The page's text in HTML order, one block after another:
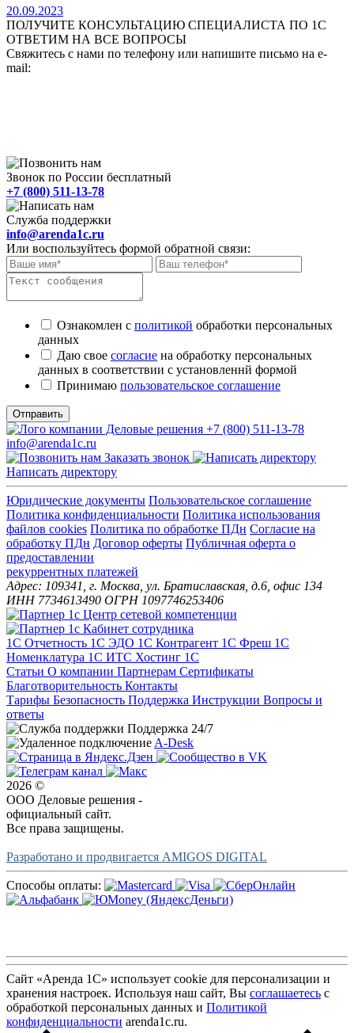
20.09.2023
ПОЛУЧИТЕ КОНСУЛЬТАЦИЮ СПЕЦИАЛИСТА ПО 1С
ОТВЕТИМ НА ВСЕ ВОПРОСЫ
Свяжитесь с нами по телефону или напишите письмо на e-
mail:
Звонок по России бесплатный
+7 (800) 511-13-78
Служба поддержки
info@arenda1c.ru
Или воспользуйтесь формой обратной связи:
Ознакомлен с политикой обработки персональных
данных
Даю свое согласие на обработку персональных
данных в соответствии с установленнй формой
Принимаю пользовательское соглашение
Отправить
+7 (800) 511-13-78
info@arenda1c.ru
Заказать звонок
Написать директору
Юридические документы Пользовательское соглашение
Политика конфиденциальности Политика использования
файлов cookies Политика по обработке ПДн Cогласие на
обработку ПДн Договор оферты Публичная оферта о
предоставлении
рекуррентных платежей
Адрес: 109341, г. Москва, ул. Братиславская, д.6, офис 134
ИНН 7734613490 ОГРН 1097746253406
1С Отчетность 1С ЭДО 1С Контрагент 1С Фреш 1С
Номенклатура 1С ИТС Хостинг 1С
Статьи О компании Партнерам Сертификаты
Благотворительность Контакты
Тарифы Безопасность Поддержка Инструкции Вопросы и
ответы
Поддержка 24/7
A-Desk
2026 ©
ООО Деловые решения -
официальный сайт.
Все права защищены.
Разработано и продвигается AMIGOS DIGITAL
Способы оплаты:
Сайт «Аренда 1С» использует cookie для персонализации и
хранения настроек. Используя наш сайт, Вы соглашаетесь с
обработкой персональных данных и Политикой
конфиденциальности arenda1c.ru.